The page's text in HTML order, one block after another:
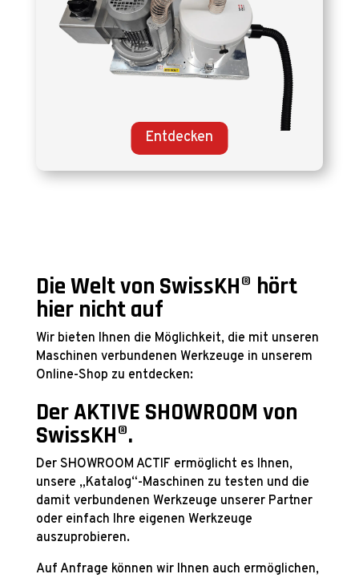
Entdecken
Die Welt von SwissKH® hört
hier nicht auf
Wir bieten Ihnen die Möglichkeit, die mit unseren
Maschinen verbundenen Werkzeuge in unserem
Online-Shop zu entdecken:
Der AKTIVE SHOWROOM von
SwissKH®.
Der SHOWROOM ACTIF ermöglicht es Ihnen,
unsere „Katalog“-Maschinen zu testen und die
damit verbundenen Werkzeuge unserer Partner
oder einfach Ihre eigenen Werkzeuge
auszuprobieren.
Auf Anfrage können wir Ihnen auch ermöglichen,